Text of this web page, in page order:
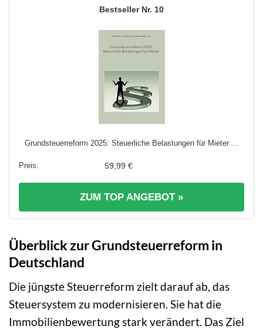
10
Grundsteuerreform 2025: Steuerliche Belastungen für Mieter ...
59,99 €
ZUM TOP ANGEBOT »
Überblick zur Grundsteuerreform in
Deutschland
Die jüngste Steuerreform zielt darauf ab, das
Steuersystem zu modernisieren. Sie hat die
Immobilienbewertung stark verändert. Das Ziel